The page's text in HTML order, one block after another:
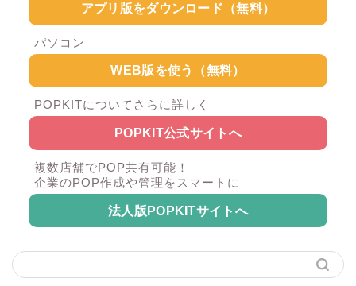
アプリ版をダウンロード（無料）
パソコン
WEB版を使う（無料）
POPKITについてさらに詳しく
POPKIT公式サイトへ
複数店舗でPOP共有可能！
企業のPOP作成や管理をスマートに
法人版POPKITサイトへ